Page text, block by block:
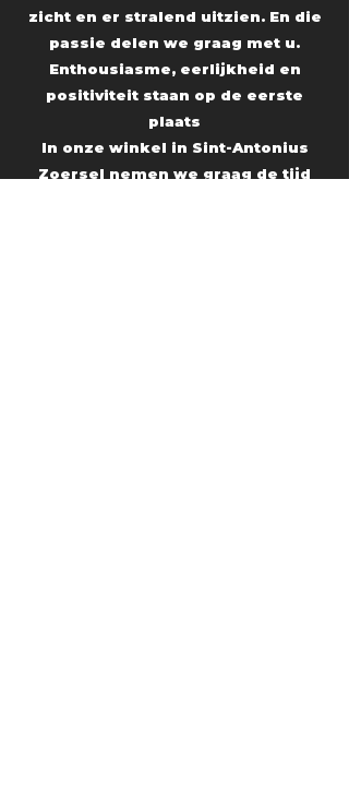
zicht en er stralend uitzien. En die
passie delen we graag met u.
Enthousiasme, eerlijkheid en
positiviteit staan op de eerste
plaats
In onze winkel in Sint-Antonius
Zoersel nemen we graag de tijd